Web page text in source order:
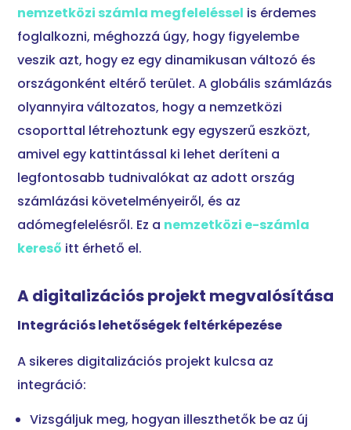
nemzetközi számla megfeleléssel is érdemes
foglalkozni, méghozzá úgy, hogy figyelembe
veszik azt, hogy ez egy dinamikusan változó és
országonként eltérő terület. A globális számlázás
olyannyira változatos, hogy a nemzetközi
csoporttal létrehoztunk egy egyszerű eszközt,
amivel egy kattintással ki lehet deríteni a
legfontosabb tudnivalókat az adott ország
számlázási követelményeiről, és az
adómegfelelésről. Ez a nemzetközi e-számla
kereső itt érhető el.
A digitalizációs projekt megvalósítása
Integrációs lehetőségek feltérképezése
A sikeres digitalizációs projekt kulcsa az
integráció:
Vizsgáljuk meg, hogyan illeszthetők be az új